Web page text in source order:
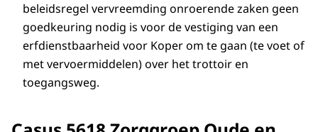
beleidsregel vervreemding onroerende zaken geen
goedkeuring nodig is voor de vestiging van een
erfdienstbaarheid voor Koper om te gaan (te voet of
met vervoermiddelen) over het trottoir en
toegangsweg.